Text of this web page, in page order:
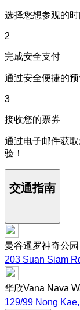
选择您想参观的
2
完成安全支付
通过安全便捷的
3
接收您的票券
通过电子邮件获
验！
交通指南
曼谷暹罗神奇公园
203 Suan Siam
华欣Vana Nava
129/99 Nong